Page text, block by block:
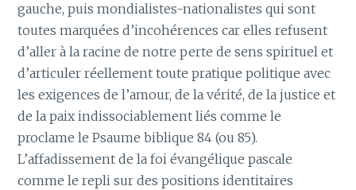
gauche, puis mondialistes-nationalistes qui sont
toutes marquées d’incohérences car elles refusent
d’aller à la racine de notre perte de sens spirituel et
d’articuler réellement toute pratique politique avec
les exigences de l’amour, de la vérité, de la justice et
de la paix indissociablement liés comme le
proclame le Psaume biblique 84 (ou 85).
L’affadissement de la foi évangélique pascale
comme le repli sur des positions identitaires